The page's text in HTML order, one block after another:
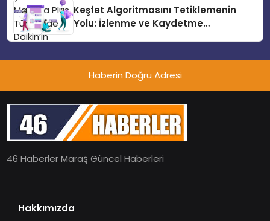
teknolojilerle donatılmış son modeli
VRV kontrol ünitesi Madoka Plus
Türkiye’de satışa sunuldu. Tam
sayesinde iklimlendirme sistemlerinin
yönetimini daha kolay, konforlu ve
verimli hale getiriyor. Enerji
verimliliğini artırırken modern yaşam
alanlarında teknolojiyi estetik ile bulu
Keşfet Algoritmasını Tetiklemenin
Yolu: İzlenme ve Kaydetme
Haberin Doğru Adresi
46 Haberler Maraş Güncel Haberleri
Hakkımızda